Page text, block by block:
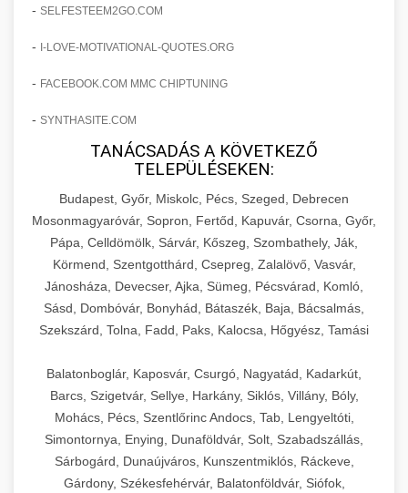
amelyek valós eredményeket hoznak.
szonyegtisztito.net
marketing stratégiai tervrajz
útjáról, bemutatva az utat a küzdő praxistól a
virágzó vállalkozásig 150%-os növekedéssel.
klinika átalakulási történet
Érdeklődés 150%-os Fokozása
Technikák és módszerek a páciensek
érdeklődésének és elkötelezettségének drámai
növeléséhez. Egy 150%-os fellendülési
esettanulmány gyakorlati betekintésekkel.
weboldal-keszites.co
elkötelezettség erősítési módszerek
🎮 19. AI Google Ads és Meta
Kampány Kezelés
Fejlett AI-alapú Google Ads és Meta hirdetési
kampánykezelés. Optimalizálja hirdetési
költségvetését gépi tanulással és
automatizálással.
aikampany.hu AI hirdetési automatizálás
🍞 20. Ipari Dagasztógép +
Professzionális ipari dagasztógépek és
tésztakeverő gépek pékségek és kereskedelmi
konyhák számára. Masszív konstrukció
megbízható teljesítményhez.
chef-iparikonyhagepek.hu
kereskedelmi tésztakeverő
🔪 21. Ipari Szeletelőgép +
Ipari hús- és sajtszeletelő gépek professzionális
élelmiszer-előkészítéshez. Precíziós vágás
állítható vastagság beállítással.
chef-iparikonyhagepek.hu
📦 22. Vákuumozó Gép +
Kereskedelmi vákuumcsomagoló berendezések
élelmiszerek tartósításához. Hosszabbítsa a
🎁 23. Vákuumfóliázó Gép +
- SELFESTEEM2GO.COM
- I-LOVE-MOTIVATIONAL-QUOTES.ORG
- FACEBOOK.COM MMC CHIPTUNING
- SYNTHASITE.COM
TANÁCSADÁS A KÖVETKEZŐ
TELEPÜLÉSEKEN:
Budapest, Győr, Miskolc, Pécs, Szeged, Debrecen
Mosonmagyaróvár, Sopron, Fertőd, Kapuvár, Csorna, Győr,
Pápa, Celldömölk, Sárvár, Kőszeg, Szombathely, Ják,
Körmend, Szentgotthárd, Csepreg, Zalalövő, Vasvár,
Jánosháza, Devecser, Ajka, Sümeg, Pécsvárad, Komló,
Sásd, Dombóvár, Bonyhád, Bátaszék, Baja, Bácsalmás,
Szekszárd, Tolna, Fadd, Paks, Kalocsa, Hőgyész, Tamási
Balatonboglár, Kaposvár, Csurgó, Nagyatád, Kadarkút,
Barcs, Szigetvár, Sellye, Harkány, Siklós, Villány, Bóly,
Mohács, Pécs, Szentlőrinc Andocs, Tab, Lengyeltóti,
Simontornya, Enying, Dunaföldvár, Solt, Szabadszállás,
Sárbogárd, Dunaújváros, Kunszentmiklós, Ráckeve,
Gárdony, Székesfehérvár, Balatonföldvár, Siófok,